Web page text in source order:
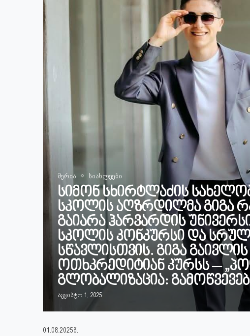
მერია სიახლეები
სიმონ სხირტლაძის
სკოლის აღზრდილმა გიგა
გაიარა ჰარვარდის
სკოლის კონკურსი და
სწავლისთვის. გიგა
ოთხკრედიტიან კურსს –
გლობალიზაცია:
აგვისტო 1, 2025
01.08.2025წ.